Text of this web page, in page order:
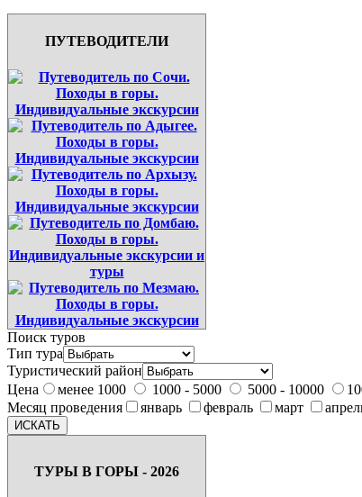
ПУТЕВОДИТЕЛИ
Поиск туров
Тип тура
Туристический район
Цена
менее 1000 1000 - 5000 5000 - 10000
Месяц проведения
январь февраль март
ТУРЫ В ГОРЫ - 2026